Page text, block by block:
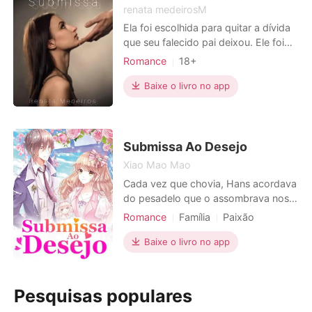
renata medeirosM
Ela foi escolhida para quitar a dívida
que seu falecido pai deixou. Ele foi
escolhido para dar continuidade ao
prefere a morte a ter que se casar
com o algoz que a deseja. Ele já
Ela tinha uma vi
Romance
18+
Relacionamento secreto
Amor em fuga
Escravos sexuais
Baixe o livro no app
Submissa Ao Desejo
Xiao Mao Mao
Cada vez que chovia, Hans acordava
do pesadelo que o assombrava nos
últimos oito anos, onde seu amor
noite chuvosa, um acidente de carro
trouxe Moira para a sua vida. Esta
perdeu toda a sua memória depois
Romance Família
Paixão
Moderno
Estatuto social
Obsessão
Héroi
Baixe o livro no app
Pesquisas populares